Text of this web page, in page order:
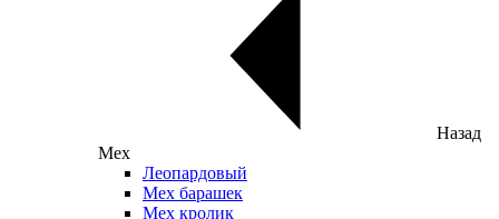
Назад
Мех
Леопардовый
Мех барашек
Мех кролик